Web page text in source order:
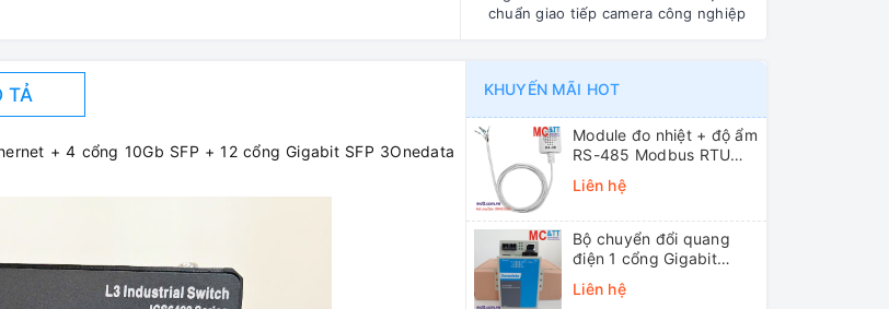
chuẩn giao tiếp camera công nghiệp
TẢ
+ 4 cổng 10Gb SFP + 12 cổng Gigabit SFP 3Onedata
KHUYẾN MÃI HOT
Module đo nhiệt + độ ẩm
RS-485 Modbus RTU
ICP DAS DL-10 CR
Liên hệ
Bộ chuyển đổi quang
điện 1 cổng Gigabit
Ethernet 3Onedata
MODEL3012-S-SC-
Liên hệ